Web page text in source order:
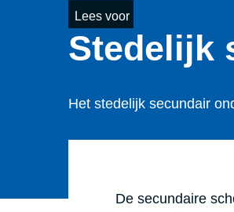
Lees voor
Stedelijk
Het stedelijk secundair
De secundaire